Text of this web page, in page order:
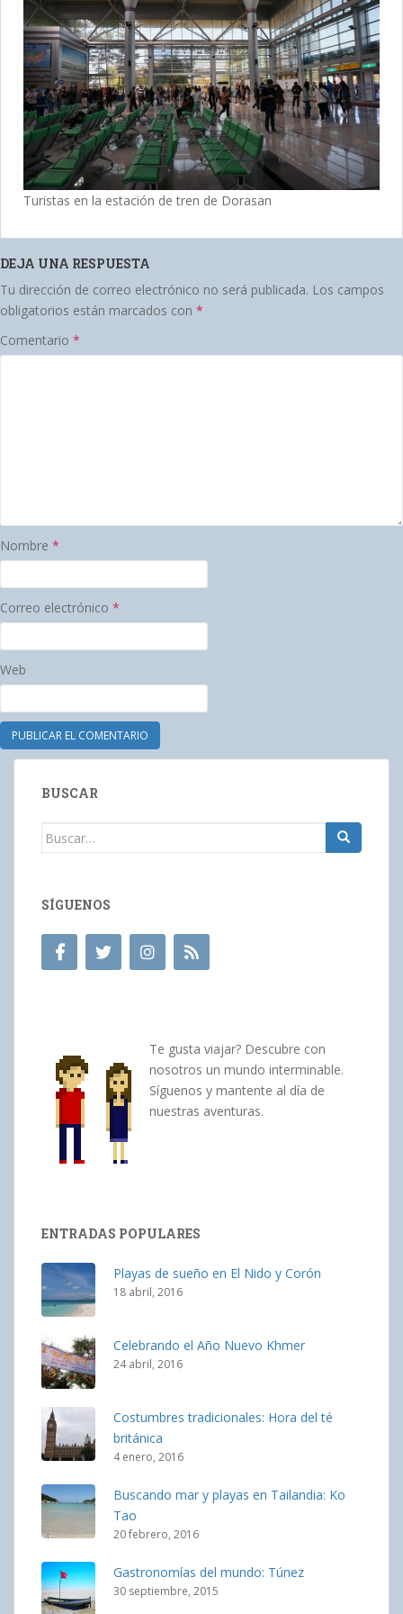
Turistas en la estación de tren de Dorasan
DEJA UNA RESPUESTA
Tu dirección de correo electrónico no será publicada. Los campos
obligatorios están marcados con *
Comentario *
Nombre *
Correo electrónico *
Web
BUSCAR
Buscar:
SÍGUENOS
Te gusta viajar? Descubre con
nosotros un mundo interminable.
Síguenos y mantente al día de
nuestras aventuras.
ENTRADAS POPULARES
Playas de sueño en El Nido y Corón
18 abril, 2016
Celebrando el Año Nuevo Khmer
24 abril, 2016
Costumbres tradicionales: Hora del té
británica
4 enero, 2016
Buscando mar y playas en Tailandia: Ko
Tao
20 febrero, 2016
Gastronomías del mundo: Túnez
30 septiembre, 2015